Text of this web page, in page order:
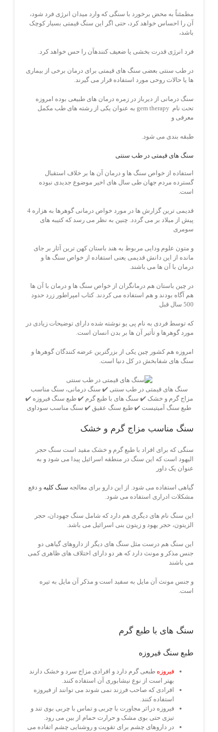
مطمئناً به محض برخورد با سنگی که وارد میدان انرژی فرد شود،
آن را احساس خواهد کرد، حتی اگر این سنگ قیمتی بسیار کوچک
باشد،
فرد انرژی قدرت بخشی یا ضعیف کنندهآن را حس خواهد کرد.
در طب سنتی بعضی سنگ های قیمتی برای درمان برخی از بیماری
ها یا حالات روحی مورد استفاده قرار می گیرند.
سنگ درمانی از دیرباز در زمره درمان های طبیعی بوده امروزه
تحت نام gem therapy به عنوان یکی از رشته های طب مکمل
معرفی و
طبقه بندی می شود.
سنگ های قیمتی در طب سنتی
استفاده از خواص سنگ ها و درمان آن ها بر خلاف استقبال
گسترده مردم جهان طی سال های اخیر موضوع جدیدی نبوده
است.
قدیمی ترین گزارش ها در مورد خواص درمانی گوهرها به هزاره 4
پیش از میلاد بر می گردد. چنین به نظر می رسد که کتیبه های
سومری
و متون علوم ودایی مربوط به هند باستان کهن ترین آثار بر جای
مانده از این دانش قدیمی یعنی استفاده از خواص سنگ ها و
درمان با آن ها می باشند.
در چین باستان هم درمانگران از خواص سنگ ها و درمان با آن ها
هم آگاه بودند و هم استفاده می کردند. کتاب امپراطور زرد حدود
500 سال قبل
که توسط فردی به نام پی یو نوشته شده دارای توضیحات زیادی در
مورد گوهرها و تأثیر آن ها بر بدن انسان است.
امروزه هم کشور چین یکی از بزرگترین عرضه کنندگان گوهرها و
سنگ های شفابخش در کل دنیا است.
سنگ های قیمتی در طب سنتی ✔️ سنگ درمانی، سنگ مناسب
مزاج گرم و خشک ✔️ سنگ های با طبع گرم ✔️ طبع سنگ فیروزه ✔️
طبع سنگ آمیتیست ✔️ طبع سنگ عقیق ✔️ سنگ مناسب سوداوی
سنگ مناسب مزاج گرم و خشک
سنگی که برای افراد با طبع گرم و خشک مفید است سنگ حجر
الیهود است که این سنگ در منطقه اسرائیل پیدا می شود و به
عنوان یک داور
گیاهی استفاده می شود. از این دارو برای معالجه سنگ کلیه و دفع
مشکلات ادراری استفاده می شود.
این سنگ نام های دیگری هم دارد که شامل سنگ جهودان، حجر
الزیتون، حجر یهود و زیتون بنی اسرائیل می باشد.
این سنگ هم درست مثل سنگ های دیگر از داروهای گیاهی دو
جنس مذکر و مونث دارد که هر دو دارای اختلاف های ظاهری کمی
می باشند
و جنس مونث آن مایل به سفید است و مذکر آن مایل به تیره
است.
سنگ های با طبع گرم
طبع سنگ فیروزه
فیروزه طبعی گرم دارد و افرادی مزاج سرد و خشک دارند
بهتر است از نوع نیشابوری آن استفاده کنند.
افرادی که صاحب فرزند نمی شوند می توانند از فیروزه
استفاده کنند.
فیروزه دراثر مجاورت با چربی و تماس با چربی بوی تند و
تیزی حتی بوی مشک و حرارت حمام از بین می رود.
در داروهای چشم برای تقویت و روشنایی چشم اتفاده می